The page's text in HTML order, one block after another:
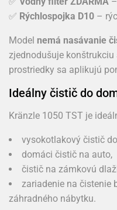
✅ Rýchlospojka D10 –
Model nemá nasávanie
zjednodušuje
prostriedky sa aplikujú
Ideálny čistič do
Kränzle 1050 TST je
vysokotlakový čistič
domáci čistič na auto,
čistič na zámkovú
zariadenie na čistenie
záhradného nábytku.